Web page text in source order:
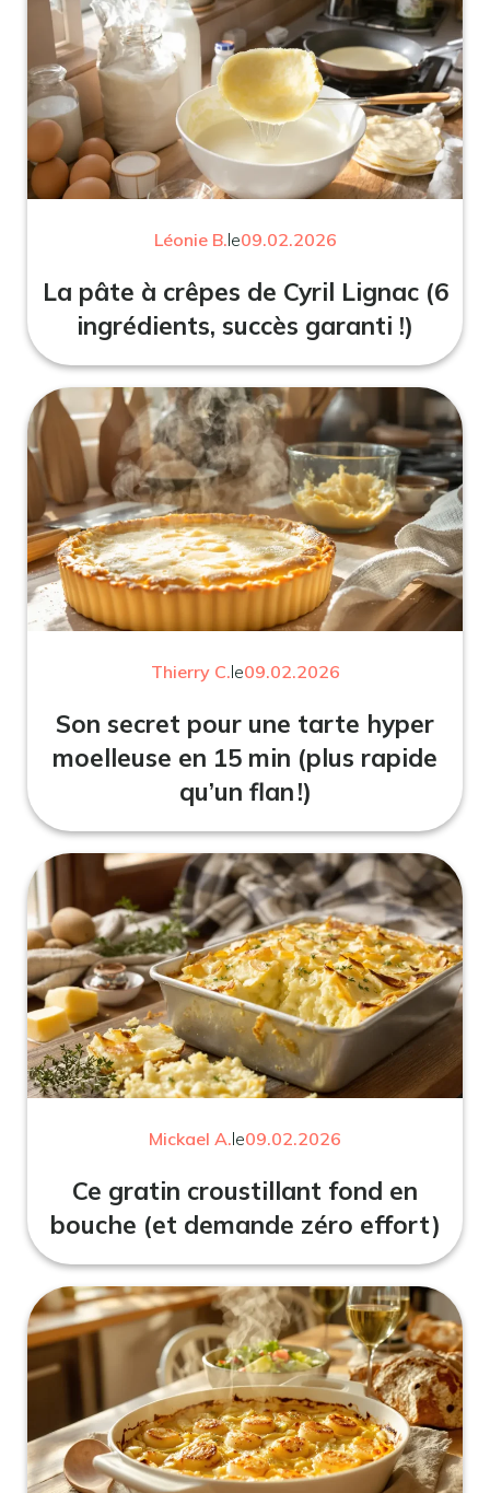
Léonie B.le09.02.2026
La pâte à crêpes de Cyril Lignac (6
ingrédients, succès garanti !)
Thierry C.le09.02.2026
Son secret pour une tarte hyper
moelleuse en 15 min (plus rapide
qu’un flan !)
Mickael A.le09.02.2026
Ce gratin croustillant fond en
bouche (et demande zéro effort)